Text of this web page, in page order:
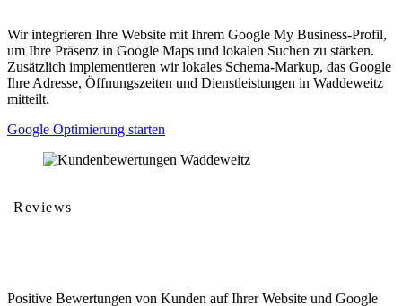
Wir integrieren Ihre Website mit Ihrem Google My Business-Profil,
um Ihre Präsenz in Google Maps und lokalen Suchen zu stärken.
Zusätzlich implementieren wir lokales Schema-Markup, das Google
Ihre Adresse, Öffnungszeiten und Dienstleistungen in Waddeweitz
mitteilt.
Google Optimierung starten
Reviews
Positive Bewertungen von Kunden auf Ihrer Website und Google